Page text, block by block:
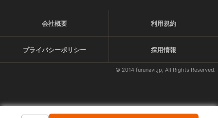
会社概要 利用規約
プライバシーポリシー 採用情報
© 2014 furunavi.jp, All Rights Reserved.